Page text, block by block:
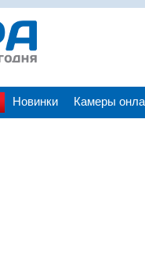
Новинки Камеры